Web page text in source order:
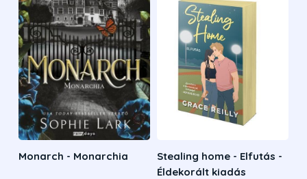
Monarch - Monarchia
Stealing home - Elfutás -
Éldekorált kiadás